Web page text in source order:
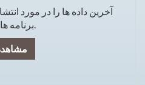
آخرین داده ها را در مورد